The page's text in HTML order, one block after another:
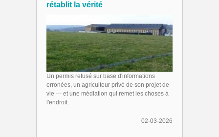
rétablit la vérité
Un permis refusé sur base d'informations
erronées, un agriculteur privé de son projet de
vie — et une médiation qui remet les choses à
l'endroit.
02-03-2026